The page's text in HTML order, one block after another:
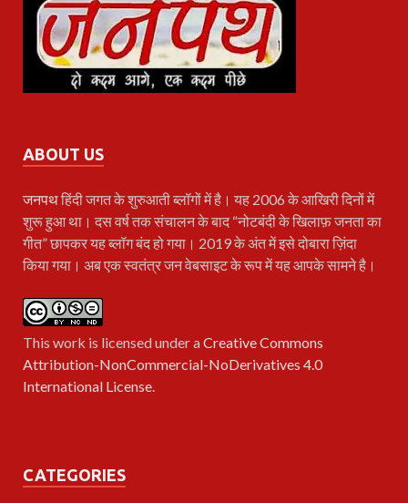
ABOUT US
जनपथहिंदी जगत के शुरुआती ब्लॉगों में है। यह 2006 के आखिरी दिनों में
शुरू हुआ था। दस वर्ष तक संचालन के बाद “नोटबंदी के खिलाफ़ जनता का
गीत” छापकर यह ब्लॉग बंद हो गया। 2019 के अंत में इसे दोबारा ज़िंदा
किया गया। अब एक स्वतंत्र जन वेबसाइट के रूप में यह आपके सामने है।
This work is licensed under aCreative Commons
Attribution-NonCommercial-NoDerivatives 4.0
International License
CATEGORIES